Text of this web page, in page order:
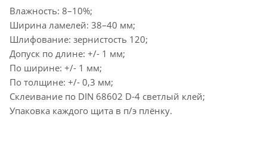
Влажность: 8–10%;
Ширина ламелей: 38–40 мм;
Шлифование: зернистость 120;
Допуск по длине: +/- 1 мм;
По ширине: +/- 1 мм;
По толщине: +/- 0,3 мм;
Склеивание по DIN 68602 D-4 светлый клей;
Упаковка каждого щита в п/э плёнку.